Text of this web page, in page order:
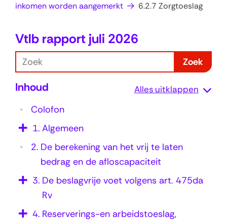
inkomen worden aangemerkt
6.2.7 Zorgtoeslag
6
2
.
7
Z
o
g
o
Vtlb rapport juli 2026
o
e
Zoek
Inhoud Alles uitklappen
Colofon
1. Algemeen
2. De berekening van het vrij te laten
bedrag en de afloscapaciteit
3. De beslagvrije voet volgens art. 475da
Rv
4. Reserverings-en arbeidstoeslag,